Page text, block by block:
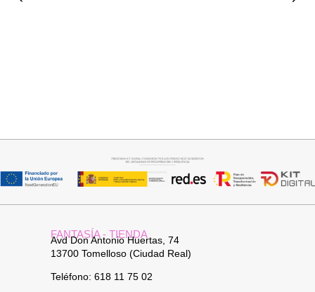
FANTASÍA - TIENDA
Avd Don Antonio Huertas, 74
13700 Tomelloso (Ciudad Real)
Teléfono: 618 11 75 02